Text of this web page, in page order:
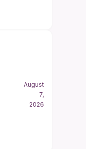
August
7,
2026